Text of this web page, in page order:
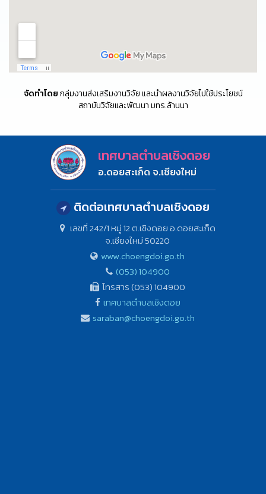
จัดทำโดยกลุ่มงานส่งเสริมงานวิจัย และนำผลงานวิจัยไปใช้ประโยชน์
สถาบันวิจัยและพัฒนา มทร.ล้านนา
เทศบาลตำบลเชิงดอย
อ.ดอยสะเก็ด จ.เชียงใหม่
ติดต่อเทศบาลตำบลเชิงดอย
เลขที่ 242/1 หมู่ 12 ต.เชิงดอย อ.ดอยสะเก็ด
จ.เชียงใหม่ 50220
www.choengdoi.go.th
(053) 104900
โทรสาร (053) 104900
เทศบาลตำบลเชิงดอย
saraban@choengdoi.go.th